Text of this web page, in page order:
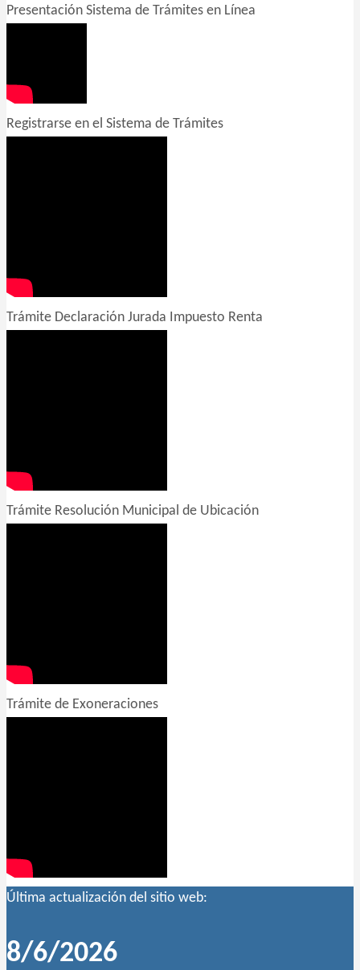
Presentación Sistema de Trámites en Línea
Registrarse en el Sistema de Trámites
Trámite Declaración Jurada Impuesto Renta
Trámite Resolución Municipal de Ubicación
Trámite de Exoneraciones
Última actualización del sitio web:
8/6/2026